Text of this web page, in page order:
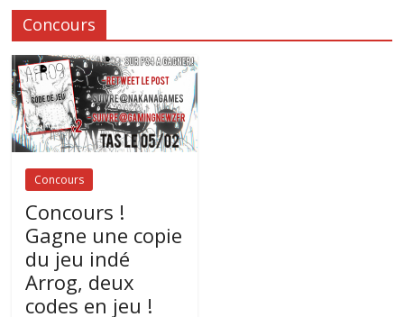
Concours
Concours
Concours !
Gagne une copie
du jeu indé
Arrog, deux
codes en jeu !